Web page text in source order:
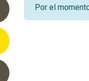
Por el